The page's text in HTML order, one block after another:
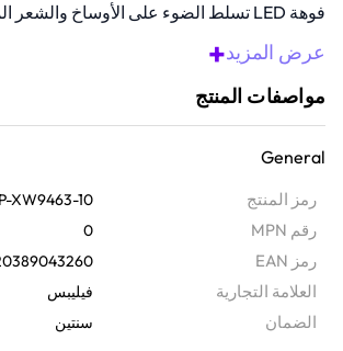
فوهة LED تسلط الضوء على الأوساخ والشعر المخفي
يغطي ما يصل إلى 285 مترا مربعا لكل شحنة كاملة
تقوم بالكنس، والمسح، وإزالة الفوضى الرطبة
باستخدام الماء النظيف في كل مرة. قم بالتبديل
والغسل، والكنس فقط، ووضع اليد للتعامل مع السجاد،
والأرضيات الصلبة بدقة.
عرض المزيد+
مواصفات المنتج
General
رمز المنتج P-XW9463-10
رقم MPN 0
رمز EAN
‫العلامة التجارية فيليبس
الضمان‬ سنتين